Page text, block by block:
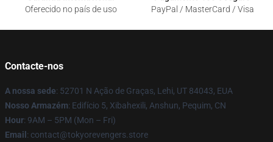
Oferecido no país de uso
PayPal / MasterCard / Visa
Contacte-nos
A nossa sede: 52701 N Ação de Graças, Lehi, UT 84043, EUA
Nosso Armazém: Edifício 5, Xibahexili, Anshun, Pequim, CN
Hour: 9AM – 5PM (Mon – Fri)
Email : contact@tokyorevengers.store